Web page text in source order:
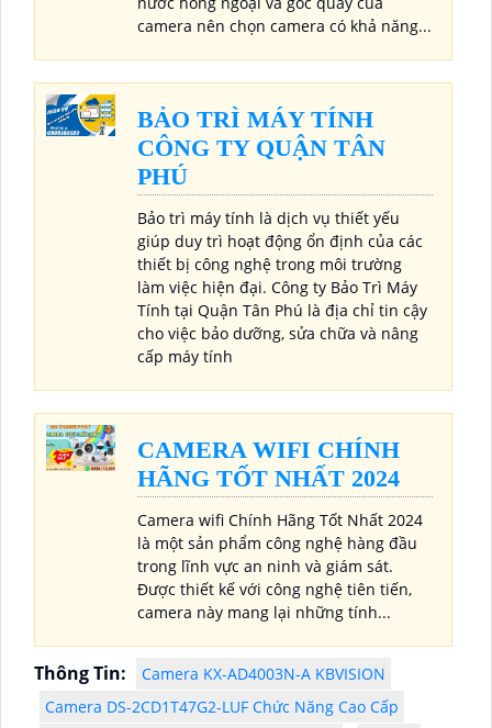
camera nên chọn camera có khả năng...
BẢO TRÌ MÁY TÍNH
CÔNG TY QUẬN TÂN
PHÚ
Bảo trì máy tính là dịch vụ thiết yếu
giúp duy trì hoạt động ổn định của các
thiết bị công nghệ trong môi trường
làm việc hiện đại. Công ty Bảo Trì Máy
Tính tại Quận Tân Phú là địa chỉ tin cậy
cho việc bảo dưỡng, sửa chữa và nâng
cấp máy tính
CAMERA WIFI CHÍNH
HÃNG TỐT NHẤT 2024
Camera wifi Chính Hãng Tốt Nhất 2024
là một sản phẩm công nghệ hàng đầu
trong lĩnh vực an ninh và giám sát.
Được thiết kế với công nghệ tiên tiến,
camera này mang lại những tính...
Thông Tin:
Camera KX-AD4003N-A KBVISION
Camera DS-2CD1T47G2-LUF Chức Năng Cao Cấp